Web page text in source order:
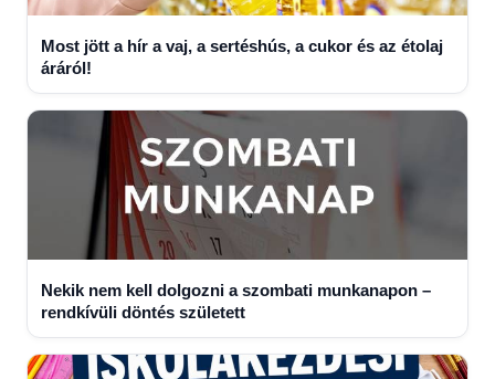
Most jött a hír a vaj, a sertéshús, a cukor és az étolaj
áráról!
Nekik nem kell dolgozni a szombati munkanapon –
rendkívüli döntés született